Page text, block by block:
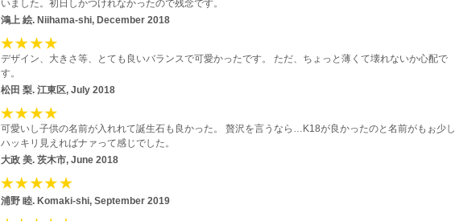
いました。初日しかつけれなかったので残念です。
鴻上 絵.Niihama-shi, December 2018
デザイン、大きさ等、とても良いバランスで可愛かったです。 ただ、ちょっと薄くて壊れないか心配で
す。
松田 梨.江東区, July 2018
可愛いし子供の名前が入れれて誕生石も良かった。 贅沢を言うなら…K18が良かったのと名前がもぉ少し
ハッキリ見えればナァって感じでした。
大政 美.茨木市, June 2018
浦野 睦.Komaki-shi, September 2019